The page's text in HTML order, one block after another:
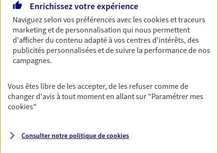
OBTENIR UN TARIF EN LIGNE
Multirisque Entreprise
Gagnez en simplicité et en sérénité avec votre
unique pour protéger vos locaux, matériels pro,
équipements et stocks… sans oublier votre
responsabilité civile.
Enrichissez votre expérience
Naviguez selon vos préférences avec lescookies et traceurs
marketing et de personnalisation qui nous permettent
d'afficher du contenu adapté à vos centres d'intérêts, des
publicités personnalisées et de suivre la performance de nos
campagnes.
Vous êtes libre de les accepter, de les refuser comme de
changer d'avis à tout moment en allant sur "Paramétrer mes
cookies"
Consulter notre politique decookies